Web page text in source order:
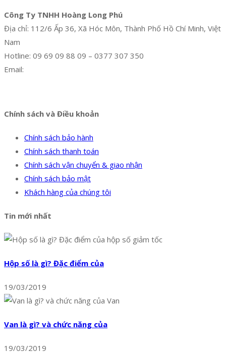
Công Ty TNHH Hoàng Long Phú
Địa chỉ: 112/6 Ấp 36, Xã Hóc Môn, Thành Phố Hồ Chí Minh, Việt
Nam
Hotline: 09 69 09 88 09 – 0377 307 350
Email:
Chính sách và Điều khoản
Chính sách bảo hành
Chính sách thanh toán
Chính sách vận chuyển & giao nhận
Chính sách bảo mật
Khách hàng của chúng tôi
Tin mới nhất
Hộp số là gì? Đặc điểm của
19/03/2019
Van là gì? và chức năng của
19/03/2019